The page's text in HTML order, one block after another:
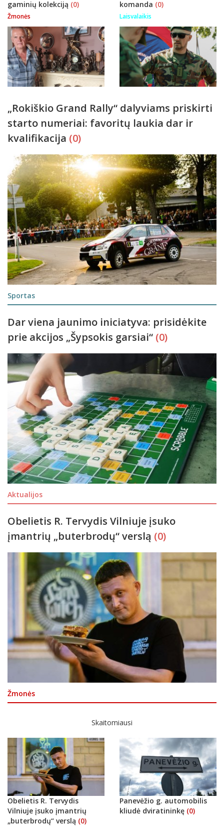
gaminių kolekciją (0)
Žmonės
komanda (0)
Laisvalaikis
„Rokiškio Grand Rally“ dalyviams priskirti
starto numeriai: favoritų laukia dar ir
kvalifikacija (0)
Sportas
Dar viena jaunimo iniciatyva: prisidėkite
prie akcijos „Šypsokis garsiai“ (0)
Aktualijos
Obelietis R. Tervydis Vilniuje įsuko
įmantrių „buterbrodų“ verslą (0)
Žmonės
Skaitomiausi
Obelietis R. Tervydis
Vilniuje įsuko įmantrių
„buterbrodų“ verslą (0)
Panevėžio g. automobilis
kliudė dviratininkę (0)